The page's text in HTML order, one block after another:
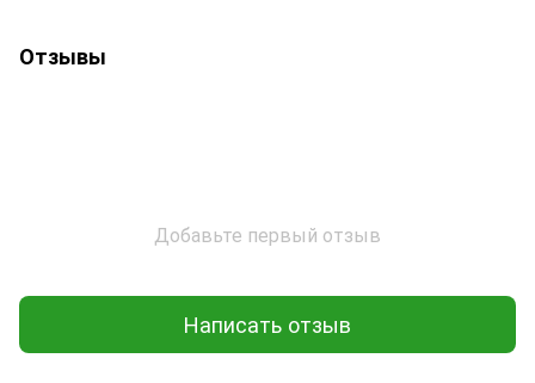
Отзывы
Добавьте первый отзыв
Написать отзыв